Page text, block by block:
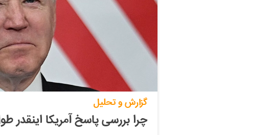
گزارش و تحلیل
چرا بررسی پاسخ آمریکا اینقدر